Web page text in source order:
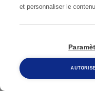
et personnaliser le